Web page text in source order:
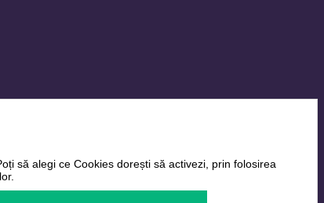
să alegi ce Cookies dorești să activezi, prin folosirea